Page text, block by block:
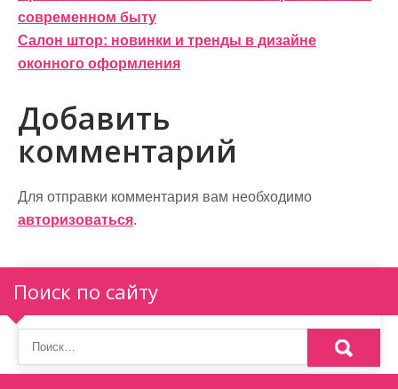
а
в
и
г
а
ц
и
я
п
о
з
современном быту
Салон штор: новинки и тренды в дизайне
оконного оформления
Добавить
комментарий
Для отправки комментария вам необходимо
авторизоваться.
Поиск по сайту